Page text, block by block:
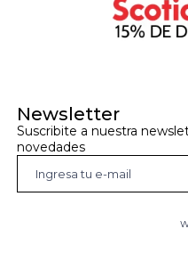
Newsletter
Suscribite a nuestra
novedades